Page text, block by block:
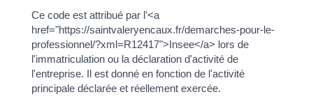
Ce code est attribué par l'<a
href="https://saintvaleryencaux.fr/demarches-pour-le-
professionnel/?xml=R12417">Insee</a> lors de
l'immatriculation ou la déclaration d'activité de
l'entreprise. Il est donné en fonction de l'activité
principale déclarée et réellement exercée.